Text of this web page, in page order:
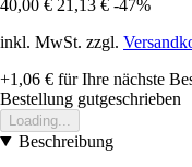
40,00 € 21,13 € -47%
inkl. MwSt. zzgl.
+1,06 € für Ihre nächste
Bestellung gutgeschrieben
Loading...
Beschreibung